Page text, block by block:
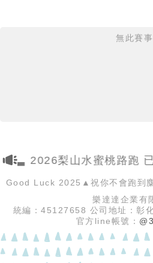
無此賽事
2026梨山水蜜桃路跑
Good Luck 2025▲祝你不會跑到
樂達達企業有
統編：45127658 公司地址：彰
官方line帳號：